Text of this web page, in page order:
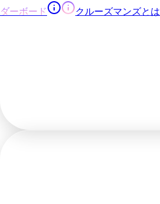
ダーボード
クルーズマンズとは